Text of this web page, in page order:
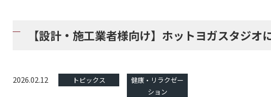
【設計・施工業者様向け】ホットヨガスタジオ
2026.02.12 トピックス
健康・リラクゼー
ション